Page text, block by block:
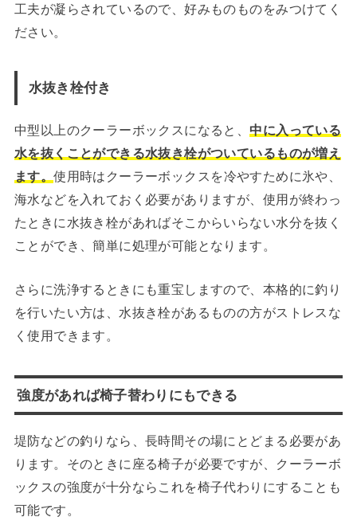
工夫が凝らされているので、好みものものをみつけてく
ださい。
水抜き栓付き
中型以上のクーラーボックスになると、 中に入っている
水を抜くことができる水抜き栓がついているものが増え
ます。使用時はクーラーボックスを冷やすために氷や、
海水などを入れておく必要がありますが、使用が終わっ
たときに水抜き栓があればそこからいらない水分を抜く
ことができ、簡単に処理が可能となります。
さらに洗浄するときにも重宝しますので、本格的に釣り
を行いたい方は、水抜き栓があるものの方がストレスな
く使用できます。
強度があれば椅子替わりにもできる
堤防などの釣りなら、長時間その場にとどまる必要があ
ります。そのときに座る椅子が必要ですが、クーラーボ
ックスの強度が十分ならこれを椅子代わりにすることも
可能です。